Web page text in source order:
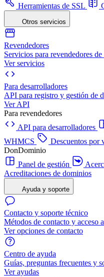
Herramientas de SSL
Otros servicios
Revendedores
Servicios para revendedores
Ver servicios
Para desarrolladores
API para registro y gestión de
Ver API
Para revendedores
API para desarrolladores
WHMCS
Descuentos por
DonDominio
Panel de gestión
Acreditaciones de dominios
Ayuda y soporte
Contacto y soporte técnico
Métodos de contacto y acceso
Ver opciones de contacto
Centro de ayuda
Guías, preguntas frecuentes y
Ver ayudas